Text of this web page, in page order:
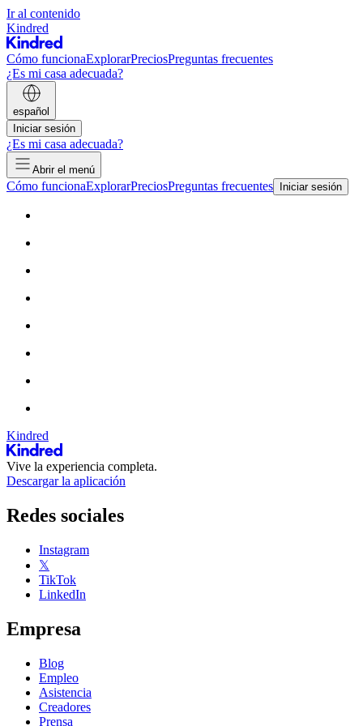
Ir al contenido
Kindred
Cómo funcionaExplorarPreciosPreguntas frecuentes
¿Es mi casa adecuada?
español
Iniciar sesión
¿Es mi casa adecuada?
Abrir el menú
Cómo funcionaExplorarPreciosPreguntas frecuentes Iniciar sesión
Kindred
Vive la experiencia completa.
Descargar la aplicación
Redes sociales
Instagram
𝕏
TikTok
LinkedIn
Empresa
Blog
Empleo
Asistencia
Creadores
Prensa